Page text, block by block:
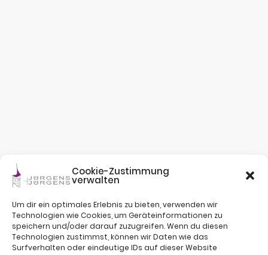
Cookie-Zustimmung
verwalten
Um dir ein optimales Erlebnis zu bieten, verwenden wir
Technologien wie Cookies, um Geräteinformationen zu
speichern und/oder darauf zuzugreifen. Wenn du diesen
Technologien zustimmst, können wir Daten wie das
Surfverhalten oder eindeutige IDs auf dieser Website